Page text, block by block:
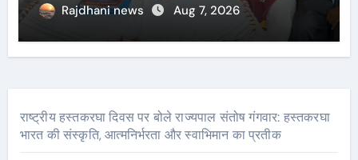
Rajdhani news Aug 7, 2026
राष्ट्रीय हस्तकरघा दिवस पर बोले राज्यपाल संतोष गंगवार: हस्तकरघा
भारत की संस्कृति, आत्मनिर्भरता और स्वाभिमान का प्रतीक